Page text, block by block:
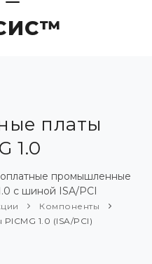
платы
1.0
промышленные
с шиной ISA/PCI
Компоненты
1.0 (ISA/PCI)